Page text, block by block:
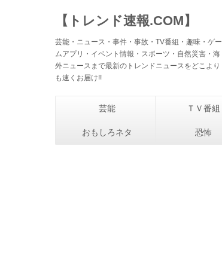
【トレンド速報.COM】
芸能・ニュース・事件・事故・TV番組・趣味・ゲー
ムアプリ・イベント情報・スポーツ・自然災害・海
外ニュースまで最新のトレンドニュースをどこより
も速くお届け!!
芸能 ＴＶ番組
おもしろネタ 恐怖